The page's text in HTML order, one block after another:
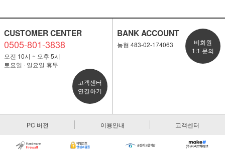
CUSTOMER CENTER
0505-801-3838
오전 10시 ~ 오후 5시
토요일 · 일요일 휴무
고객센터
연결하기
BANK ACCOUNT
농협 483-02-174063
비회원
1:1 문의
PC 버전 이용안내 고객센터